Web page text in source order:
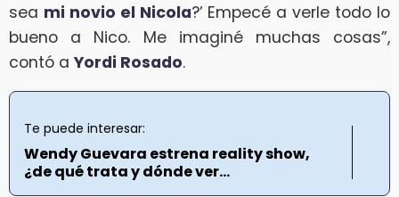
sea mi novio el Nicola?’ Empecé a verle todo lo
bueno a Nico. Me imaginé muchas cosas”,
contó a Yordi Rosado.
Te puede interesar:
Wendy Guevara estrena reality show,
¿de qué trata y dónde ver...